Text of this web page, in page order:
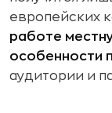
европейских
работе
особенности
аудитории и